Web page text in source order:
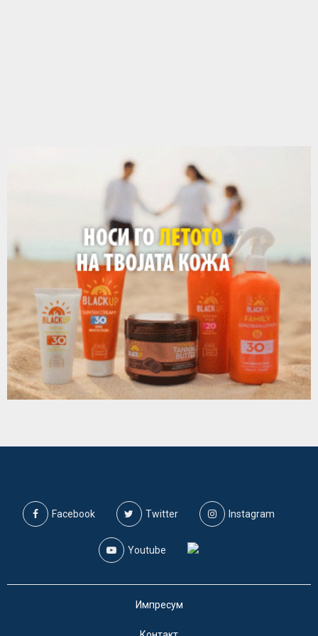
Facebook Twitter Instagram
Youtube
Импресум